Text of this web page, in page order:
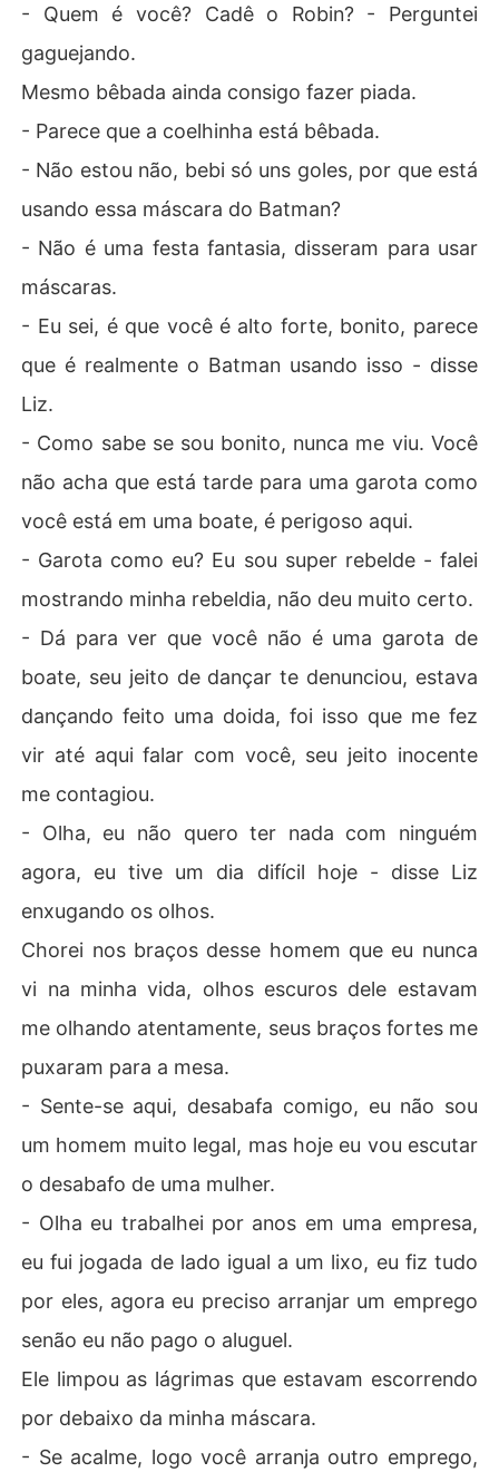
- Quem é você? Cadê o Robin? - Perguntei
gaguejando.
Mesmo bêbada ainda consigo fazer piada.
- Parece que a coelhinha está bêbada.
- Não estou não, bebi só uns goles, por que está
usando essa máscara do Batman?
- Não é uma festa fantasia, disseram para usar
máscaras.
- Eu sei, é que você é alto forte, bonito, parece
que é realmente o Batman usando isso - disse
Liz.
- Como sabe se sou bonito, nunca me viu. Você
não acha que está tarde para uma garota como
você está em uma boate, é perigoso aqui.
- Garota como eu? Eu sou super rebelde - falei
mostrando minha rebeldia, não deu muito certo.
- Dá para ver que você não é uma garota de
boate, seu jeito de dançar te denunciou, estava
dançando feito uma doida, foi isso que me fez
vir até aqui falar com você, seu jeito inocente
me contagiou.
- Olha, eu não quero ter nada com ninguém
agora, eu tive um dia difícil hoje - disse Liz
enxugando os olhos.
Chorei nos braços desse homem que eu nunca
vi na minha vida, olhos escuros dele estavam
me olhando atentamente, seus braços fortes me
puxaram para a mesa.
- Sente-se aqui, desabafa comigo, eu não sou
um homem muito legal, mas hoje eu vou escutar
o desabafo de uma mulher.
- Olha eu trabalhei por anos em uma empresa,
eu fui jogada de lado igual a um lixo, eu fiz tudo
por eles, agora eu preciso arranjar um emprego
senão eu não pago o aluguel.
Ele limpou as lágrimas que estavam escorrendo
por debaixo da minha máscara.
- Se acalme, logo você arranja outro emprego,